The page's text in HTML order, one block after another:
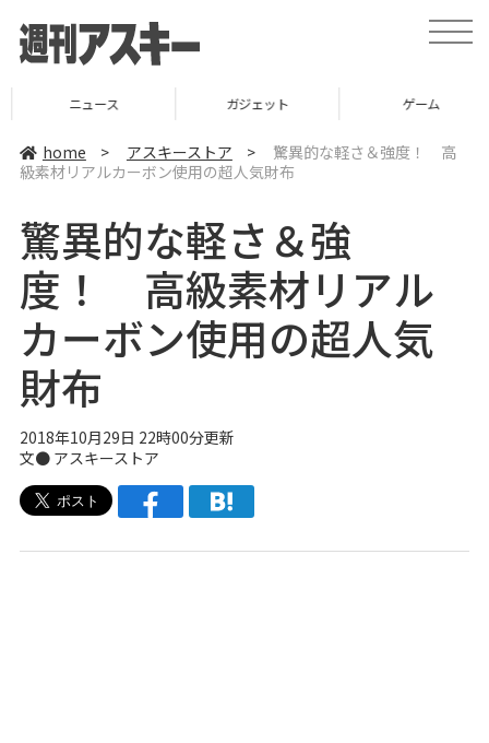
t
o
a
v
ニュース ガジェット ゲーム
home > アスキーストア >
驚異的な軽さ＆強度！ 高
級素材リアルカーボン使用の超人気財布
驚異的な軽さ＆強
度！ 高級素材リアル
カーボン使用の超人気
財布
2018年10月29日 22時00分更新
文● アスキーストア